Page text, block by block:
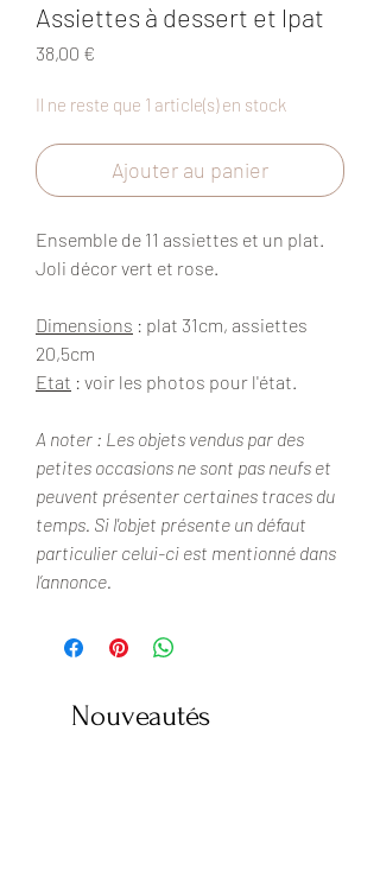
Assiettes à dessert et lpat
38,00 €
Il ne reste que 1 article(s) en stock
Ajouter au panier
Ensemble de 11 assiettes et un plat.
Joli décor vert et rose.
Dimensions : plat 31cm, assiettes
20,5cm
Etat : voir les photos pour l'état.
A noter : Les objets vendus par des
petites occasions ne sont pas neufs et
peuvent présenter certaines traces du
temps. Si l'objet présente un défaut
particulier celui-ci est mentionné dans
l’annonce.
Nouveautés